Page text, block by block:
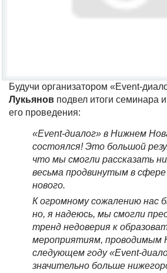
Будучи организатором «Event-
Лукьянов подвел итоги семинара
его проведения:
«Event-диалог» в Нижнем
состоялся! Это большой
что мы смогли рассказать
весьма продвинутым в сфере
нового.
К огромному сожалению нас
но, я надеюсь, мы смогли
тренд недоверия к
мероприятиям, проводимым
следующем году «Event-
значительно больше